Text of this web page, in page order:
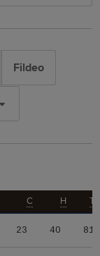
Fildeo
C H TB
23 40 81